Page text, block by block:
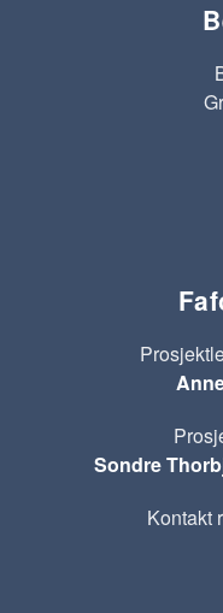
Sondre
Kontakt